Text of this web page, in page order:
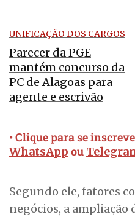
UNIFICAÇÃO DOS CARGOS
Parecer da PGE
mantém concurso da
PC de Alagoas para
agente e escrivão
• Clique para se
WhatsApp ou
Segundo ele, fatores
negócios, a ampliação